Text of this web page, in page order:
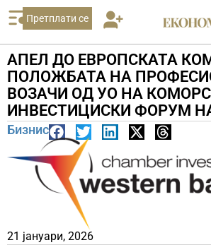
Претплати се
АПЕЛ ДО ЕВРОПСКАТА
ПОЛОЖБАТА НА
ВОЗАЧИ ОД УO НА
ИНВЕСТИЦИСКИ ФОРУМ
Бизнис
21 јануари, 2026